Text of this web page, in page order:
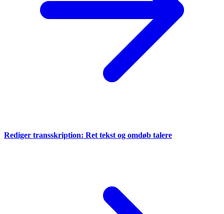
Rediger transskription: Ret tekst og omdøb talere